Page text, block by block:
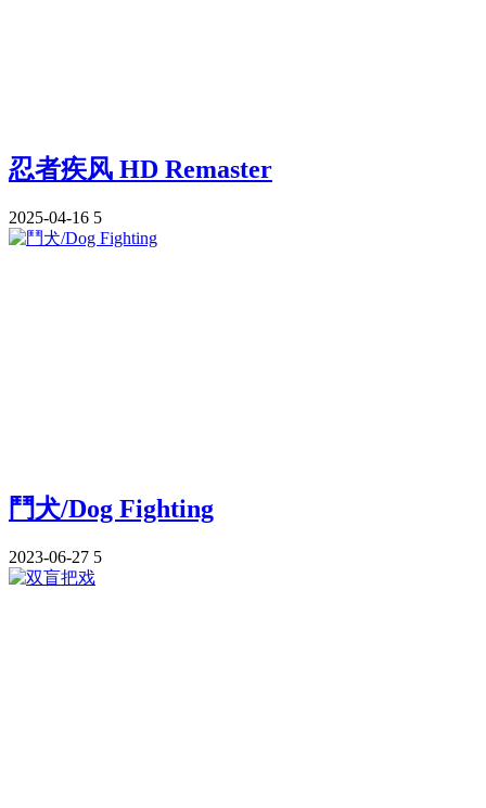
忍者疾风 HD Remaster
2025-04-16 5
鬥犬/Dog Fighting
2023-06-27 5